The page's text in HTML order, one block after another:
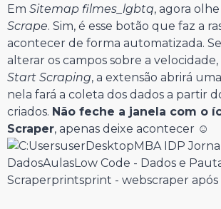
Em Sitemap filmes_lgbtq, agora
Scrape. Sim, é esse botão que faz a
acontecer de forma automatizada.
alterar os campos sobre a
Start Scraping, a extensão abrirá
nela fará a coleta dos dados a partir
criados. Não feche a janela com o
Scraper, apenas deixe acontecer ☺